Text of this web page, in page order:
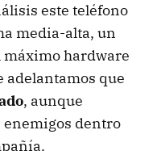
este teléfono
media-alta, un
hardware
adelantamos que
, aunque
dentro